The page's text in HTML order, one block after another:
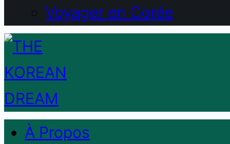
Voyager en Corée
À Propos